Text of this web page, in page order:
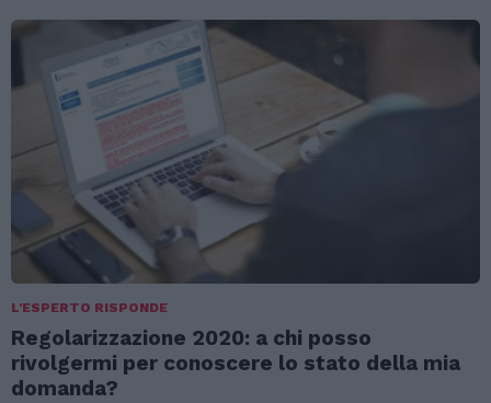
L'ESPERTO RISPONDE
Regolarizzazione 2020: a chi posso
rivolgermi per conoscere lo stato della mia
domanda?